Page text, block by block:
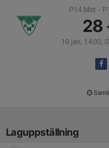
P14 Mitt -
28
10 jan, 14:00,
Laguppställning